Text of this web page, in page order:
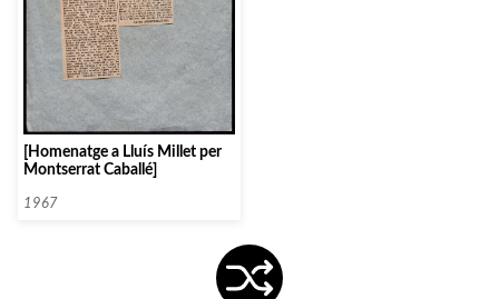
[Homenatge a Lluís Millet per
Montserrat Caballé]
1967